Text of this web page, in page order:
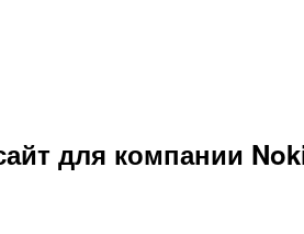
для компании